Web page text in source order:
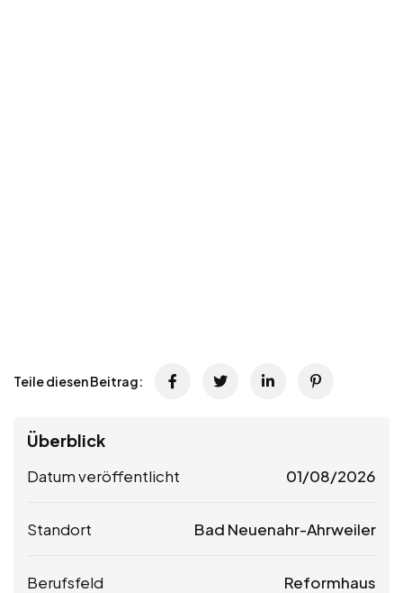
Teile diesen Beitrag:
Überblick
Datum veröffentlicht 01/08/2026
Standort Bad Neuenahr-Ahrweiler
Berufsfeld Reformhaus